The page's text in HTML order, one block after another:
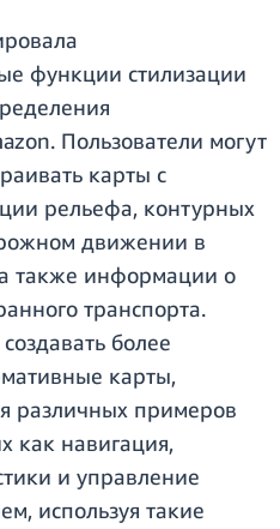
функции стилизации
Пользователи могут
карты с
рельефа, контурных
движении в
также информации о
транспорта.
более
карты,
различных примеров
как навигация,
и управление
используя такие